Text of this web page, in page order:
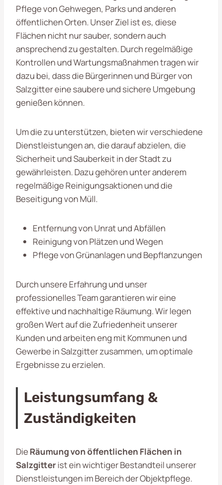
Pflege von Gehwegen, Parks und anderen
öffentlichen Orten. Unser Ziel ist es, diese
Flächen nicht nur sauber, sondern auch
ansprechend zu gestalten. Durch regelmäßige
Kontrollen und Wartungsmaßnahmen tragen wir
dazu bei, dass die Bürgerinnen und Bürger von
Salzgitter eine saubere und sichere Umgebung
genießen können.
Um diezu unterstützen, bieten wir verschiedene
Dienstleistungen an, die darauf abzielen, die
Sicherheit und Sauberkeit in der Stadt zu
gewährleisten. Dazu gehören unter anderem
regelmäßige Reinigungsaktionen und die
Beseitigung von Müll.
Entfernung von Unrat und Abfällen
Reinigung von Plätzen und Wegen
Pflege von Grünanlagen und Bepflanzungen
Durch unsere Erfahrung und unser
professionelles Team garantieren wir eine
effektive und nachhaltige Räumung. Wir legen
großen Wert auf die Zufriedenheit unserer
Kunden und arbeiten eng mit Kommunen und
Gewerbe in Salzgitter zusammen, um optimale
Ergebnisse zu erzielen.
Leistungsumfang &
Zuständigkeiten
DieRäumung von öffentlichen Flächen in
Salzgitterist ein wichtiger Bestandteil unserer
Dienstleistungen im Bereich der Objektpflege.